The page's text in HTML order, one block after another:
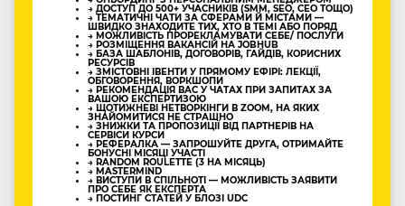
→ ДОСТУП ДО 500+ УЧАСНИКІВ (SMM, SEO, CEO ТОЩО)
→ ТЕМАТИЧНІ ЧАТИ ЗА СФЕРАМИ Й МІСТАМИ —
ШВИДКО ЗНАХОДИТЕ ТИХ, ХТО В ТЕМІ АБО ПОРЯД
→ МОЖЛИВІСТЬ ПРОРЕКЛАМУВАТИ СЕБЕ/ ПОСЛУГИ
→ РОЗМІЩЕННЯ ВАКАНСІЙ НА JOBHUB
→ БАЗА ШАБЛОНІВ, ДОГОВОРІВ, ГАЙДІВ, КОРИСНИХ
РЕСУРСІВ
→ ЗМІСТОВНІ ІВЕНТИ У ПРЯМОМУ ЕФІРІ: ЛЕКЦІЇ,
ОБГОВОРЕННЯ, ВОРКШОПИ
→ РЕКОМЕНДАЦІЯ ВАС У ЧАТАХ ПРИ ЗАПИТАХ ЗА
ВАШОЮ ЕКСПЕРТИЗОЮ
→ ЩОТИЖНЕВІ НЕТВОРКІНГИ В ZOOM, НА ЯКИХ
ЗНАЙОМИТИСЯ НЕ СТРАШНО
→ ЗНИЖКИ ТА ПРОПОЗИЦІЇ ВІД ПАРТНЕРІВ НА
СЕРВІСИ КУРСИ
→ РЕФЕРАЛКА — ЗАПРОШУЙТЕ ДРУГА, ОТРИМАЙТЕ
БОНУСНІ МІСЯЦІ УЧАСТІ
→ RANDOM ROULETTE (3 НА МІСЯЦЬ)
→ MASTERMIND
→ ВИСТУПИ В СПІЛЬНОТІ — МОЖЛИВІСТЬ ЗАЯВИТИ
ПРО СЕБЕ ЯК ЕКСПЕРТА
→ ПОСТИНГ СТАТЕЙ У БЛОЗІ UDC